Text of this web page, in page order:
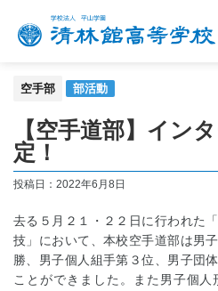
空手部 部活動
【空手道部】イン
定！
投稿日：2022年6月8日
去る５月２１・２２日に行われた
技」において、本校空手道部は男
勝、男子個人組手第３位、男子団
ことができました。また男子個